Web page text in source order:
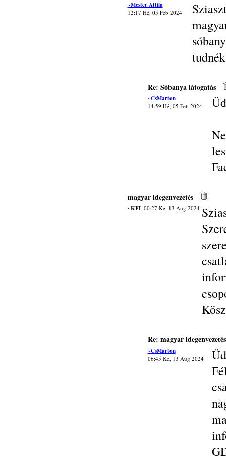
~Mester Attila
12:17 Hé, 05 Feb 2024
Re: Sóbanya látogatás
~CsMarton
14:59 Hé, 05 Feb 2024
magyar idegenvezetés
~KFL00:27 Ke, 13 Aug 2024
Re: magyar idegenvezetés
~CsMarton
06:45 Ke, 13 Aug 2024